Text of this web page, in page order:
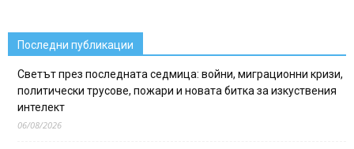
Последни публикации
Светът през последната седмица: войни, миграционни кризи,
политически трусове, пожари и новата битка за изкуствения
интелект
06/08/2026